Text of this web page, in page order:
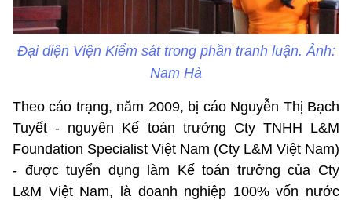
Đại diện Viện Kiểm sát trong phần tranh luận. Ảnh:
Nam Hà
Theo cáo trạng, năm 2009, bị cáo Nguyễn Thị Bạch
Tuyết - nguyên Kế toán trưởng Cty TNHH L&M
Foundation Specialist Việt Nam (Cty L&M Việt Nam)
- được tuyển dụng làm Kế toán trưởng của Cty
L&M Việt Nam, là doanh nghiệp 100% vốn nước